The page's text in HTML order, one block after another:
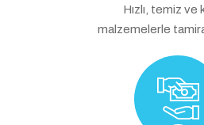
Hızlı, temiz ve
malzemelerle